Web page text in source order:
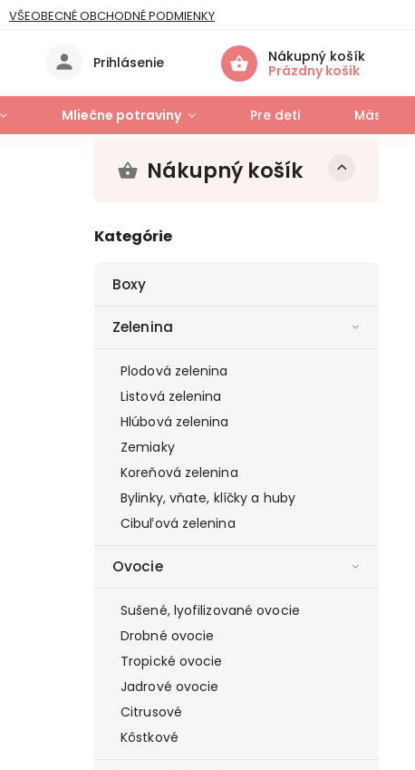
VŠEOBECNÉ OBCHODNÉ PODMIENKY
Nákupný košík
Prázdny košík
Prihlásenie
Mliečne potraviny Pre deti Mäso a
Nákupný košík
Kategórie
Boxy
Zelenina
Plodová zelenina
Listová zelenina
Hlúbová zelenina
Zemiaky
Koreňová zelenina
Bylinky, vňate, klíčky a huby
Cibuľová zelenina
Ovocie
Sušené, lyofilizované ovocie
Drobné ovocie
Tropické ovocie
Jadrové ovocie
Citrusové
Kôstkové